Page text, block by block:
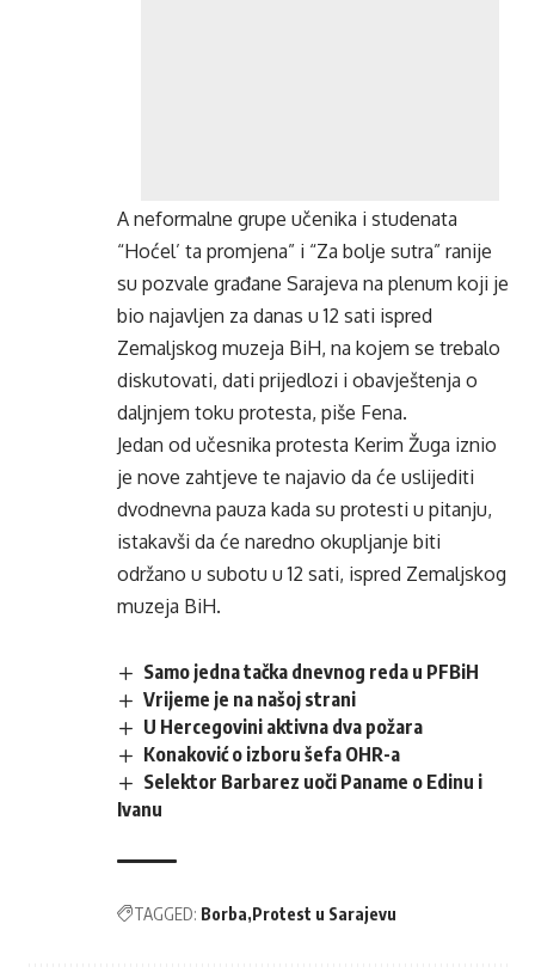
A neformalne grupe učenika i studenata
“Hoćel’ ta promjena” i “Za bolje sutra” ranije
su pozvale građane Sarajeva na plenum koji je
bio najavljen za danas u 12 sati ispred
Zemaljskog muzeja BiH, na kojem se trebalo
diskutovati, dati prijedlozi i obavještenja o
daljnjem toku protesta, piše Fena.
Jedan od učesnika protesta Kerim Žuga iznio
je nove zahtjeve te najavio da će uslijediti
dvodnevna pauza kada su protesti u pitanju,
istakavši da će naredno okupljanje biti
održano u subotu u 12 sati, ispred Zemaljskog
muzeja BiH.
Samo jedna tačka dnevnog reda u PFBiH
Vrijeme je na našoj strani
U Hercegovini aktivna dva požara
Konaković o izboru šefa OHR-a
Selektor Barbarez uoči Paname o Edinu i
Ivanu
TAGGED: Borba Protest u Sarajevu